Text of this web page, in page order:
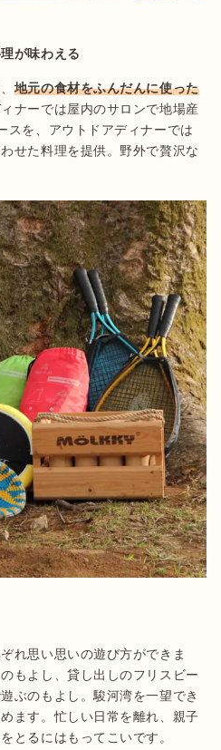
が味わえる
地元の食材をふんだんに使った
ナーでは屋内のサロンで地場産
スを、アウトドアディナーでは
せた料理を提供。野外で贅沢な
れ思い思いの遊び方ができま
もよし、貸し出しのフリスビー
ぶのもよし。駿河湾を一望でき
ます。忙しい日常を離れ、親子
とるにはもってこいです。